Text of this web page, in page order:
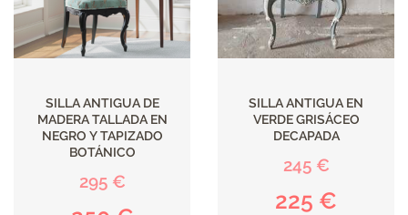
SILLA ANTIGUA DE
MADERA TALLADA EN
NEGRO Y TAPIZADO
BOTÁNICO
295 €
SILLA ANTIGUA EN
VERDE GRISÁCEO
DECAPADA
245 €
225 €